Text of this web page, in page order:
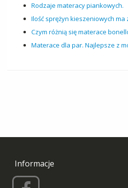
Rodzaje materacy piankowych.
Ilość sprężyn kieszeniowych ma
Czym różnią się materace
Materace dla par. Najlepsze z
Informacje